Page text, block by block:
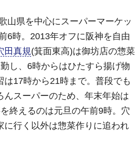
山県を中心にスーパーマーケッ
6時。2013年オフに阪神を自由
田真規 (箕面東高)は御坊店の惣菜
し、6時からはひたすら揚げ物
17時から21時まで。普段でも
んスーパーのため、年末年始は
終えるのは元旦の午前9時。穴
に行く以外は惣菜作りに追われ